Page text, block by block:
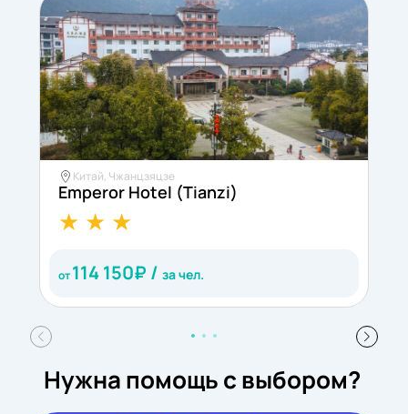
Китай, Чжанцзяцзе
Emperor Hotel (Tianzi)
от114 150₽ / за чел.
Нужна помощь с выбором?